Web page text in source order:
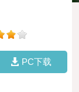
PC下载